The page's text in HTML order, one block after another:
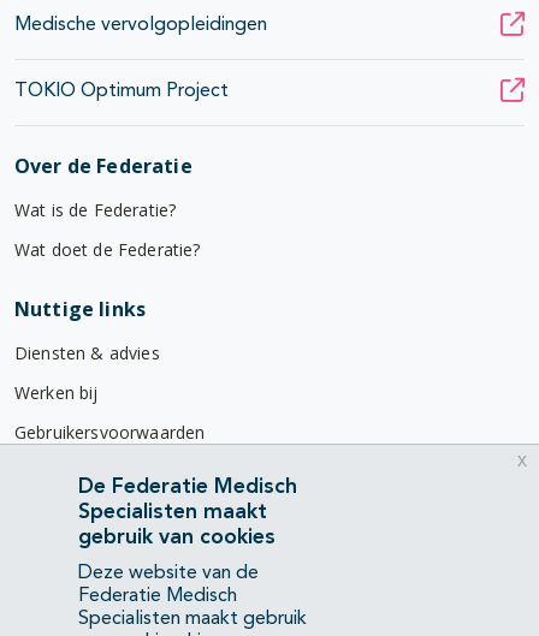
Medische vervolgopleidingen
TOKIO Optimum Project
Over de Federatie
Wat is de Federatie?
Wat doet de Federatie?
Nuttige links
Diensten & advies
Werken bij
Gebruikersvoorwaarden
Privacyverklaring
Contact
Mercatorlaan 1200
3528 BL Utrecht
De Federatie Medisch
Specialisten maakt
gebruik van cookies
Deze website van de
Federatie Medisch
Specialisten maakt gebruik
x